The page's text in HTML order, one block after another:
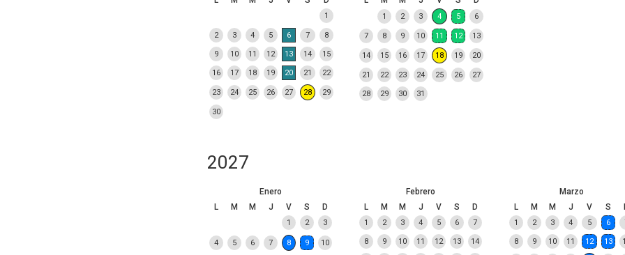
1
2 3 4 5 6 7 8
9 10 11 12 13 14 15
16 17 18 19 20 21 22
23 24 25 26 27 28 29
30
1 2 3 4 5 6
7 8 9 10 11 12 13
14 15 16 17 18 19 20
21 22 23 24 25 26 27
28 29 30 31
2027
Enero
L
M M J V S D
1 2 3
4 5 6 7 8 9 10
Febrero
L
M M J V S D
1 2 3 4 5 6 7
8 9 10 11 12 13 14
Marzo
L
M M J V S
1 2 3 4 5 6
8 9 10 11 12 13